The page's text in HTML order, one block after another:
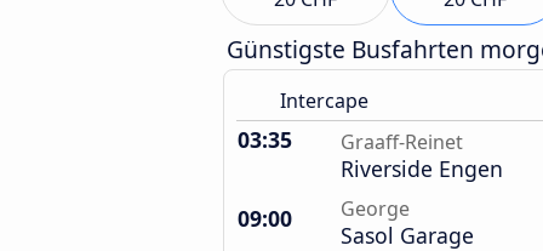
Günstigste Busfahrten
Intercape
03:35 Graaff-Reinet
Riverside Engen
09:00
George
Sasol Garage